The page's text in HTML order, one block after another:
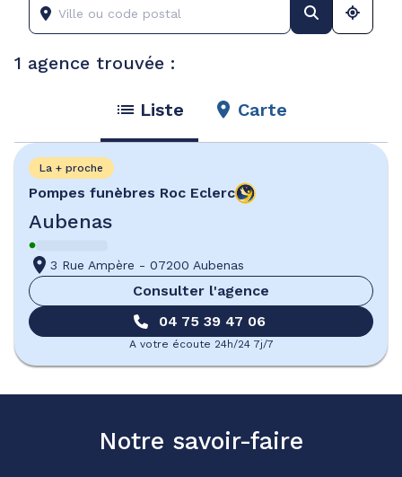
1 agence trouvée :
Liste Carte
Pompes funèbres Roc Eclerc
Aubenas
La + proche
3 Rue Ampère - 07200 Aubenas
Consulter l'agence
04 75 39 47 06
A votre écoute 24h/24 7j/7
Notre savoir-faire